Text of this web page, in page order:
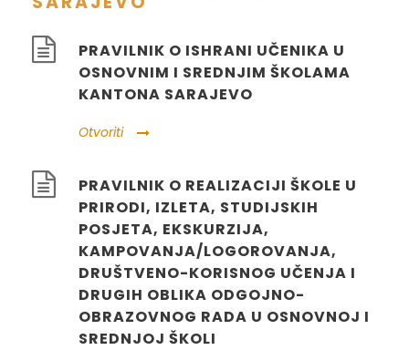
PRAVILNIK O ISHRANI UČENIKA U
OSNOVNIM I SREDNJIM ŠKOLAMA
KANTONA SARAJEVO
Otvoriti
PRAVILNIK O REALIZACIJI ŠKOLE U
PRIRODI, IZLETA, STUDIJSKIH
POSJETA, EKSKURZIJA,
KAMPOVANJA/LOGOROVANJA,
DRUŠTVENO-KORISNOG UČENJA I
DRUGIH OBLIKA ODGOJNO-
OBRAZOVNOG RADA U OSNOVNOJ I
SREDNJOJ ŠKOLI